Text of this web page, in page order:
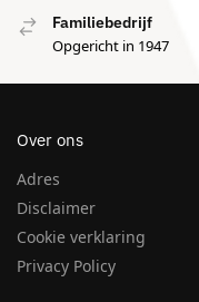
Familiebedrijf
Opgericht in 1947
Over ons
Adres
Disclaimer
Cookie verklaring
Privacy Policy